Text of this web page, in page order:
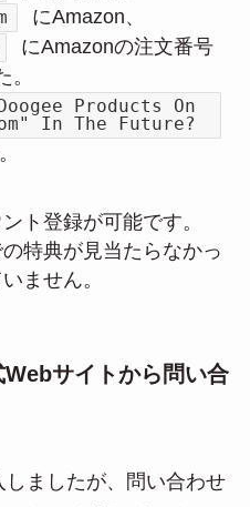
にAmazon、
にAmazonの注文番号
Products On
In The Future?
ト登録が可能です。
特典が見当たらなかっ
ません。
サイトから問い合
ましたが、問い合わせ